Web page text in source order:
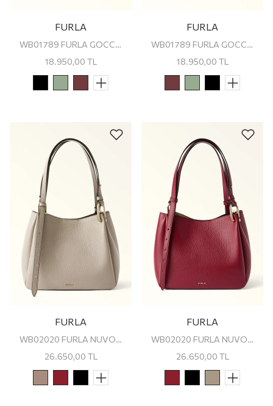
FURLA
WB01789 FURLA GOCCIA S TOTE
18.950,00 TL
FURLA
WB01789 FURLA GOCCIA S TOTE
18.950,00 TL
FURLA
WB02020 FURLA NUVOLA M TOTE
26.650,00 TL
FURLA
WB02020 FURLA NUVOLA M TOTE
26.650,00 TL